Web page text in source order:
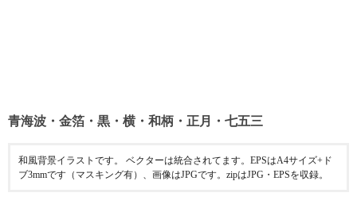
青海波・金箔・黒・横・和柄・正月・七五三
和風背景イラストです。 ベクターは統合されてます。EPSはA4サイズ+ド
ブ3mmです（マスキング有）、画像はJPGです。zipはJPG・EPSを収録。